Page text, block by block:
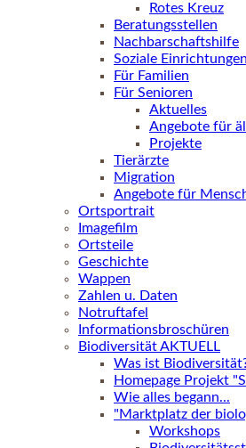
Rotes Kreuz
Beratungsstellen
Nachbarschaftshilfe
Soziale Einrichtungen
Für Familien
Für Senioren
Aktuelles
Angebote für
Projekte
Tierärzte
Migration
Angebote für
Ortsportrait
Imagefilm
Ortsteile
Geschichte
Wappen
Zahlen u. Daten
Notruftafel
Informationsbroschüren
Biodiversität AKTUELL
Was ist
Homepage Projekt
Wie alles begann...
"Marktplatz der
Workshops